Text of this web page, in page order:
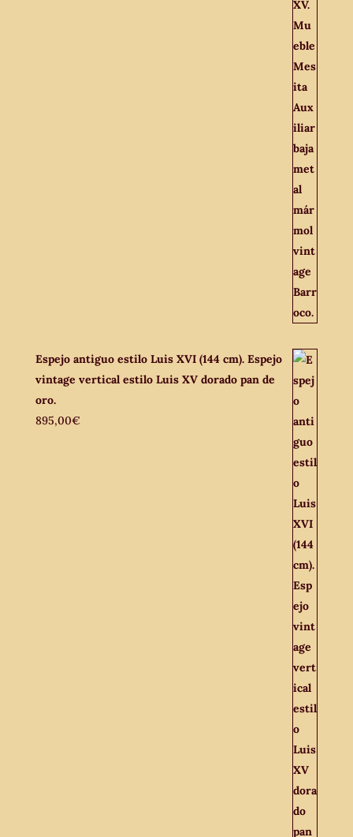
Espejo antiguo estilo Luis XVI (144 cm). Espejo
vintage vertical estilo Luis XV dorado pan de
oro.
895,00€